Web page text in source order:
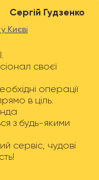
Сергій Гудзенко
Києві
своєї
операції
в ціль.
з будь-якими
сервіс, чудові